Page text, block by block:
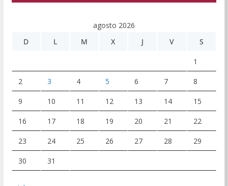
agosto 2026
D
L M X J V S
1
2 3 4 5 6 7 8
9 10 11 12 13 14 15
16 17 18 19 20 21 22
23 24 25 26 27 28 29
30 31